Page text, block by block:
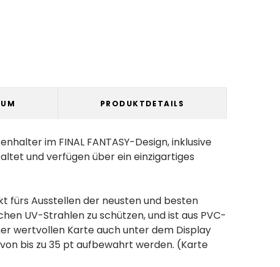
PRODUKTDETAILS
im FINAL FANTASY-Design, inklusive
und verfügen über ein einzigartiges
fürs Ausstellen der neusten und besten
UV-Strahlen zu schützen, und ist aus PVC-
wertvollen Karte auch unter dem Display
bis zu 35 pt aufbewahrt werden. (Karte